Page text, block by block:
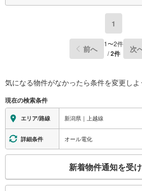
住宅地につき静かな環境です！
土地や物件を仲介するだけではなく、グループ
注文住宅やリフォームなど、お客様のご要望に
この時間帯はお電話でのお問い合わせがスムー
お気軽にご連絡ください。
【現地での物件見学をご希望の方は】
（1）［室内・現地を見学する］をクリック
（2）本日～4日以内をご希望の方は［ご要望・
記入ください
実際に物件を見て、広さ、明るさ、天井の高さ
1
前へ 1〜2件
/2件 次
気になる物件がなかったら条件を変更しよ
現在の検索条件
エリア/路線 新潟県｜上越線
詳細条件 オール電化
検
新着物件通知を受